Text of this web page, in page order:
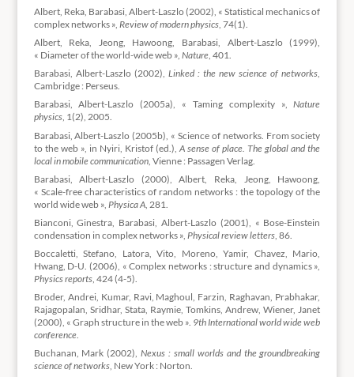
Albert, Reka, Barabasi, Albert-Laszlo (2002), « Statistical mechanics of
complex networks », Review of modern physics, 74(1).
Albert, Reka, Jeong, Hawoong, Barabasi, Albert-Laszlo (1999),
« Diameter of the world-wide web », Nature, 401.
Barabasi, Albert-Laszlo (2002), Linked : the new science of networks,
Cambridge : Perseus.
Barabasi, Albert-Laszlo (2005a), « Taming complexity »,Nature
physics, 1(2), 2005.
Barabasi, Albert-Laszlo (2005b), « Science of networks. From society
to the web », in Nyiri, Kristof (ed.),A sense of place.The global and the
local in mobile communication, Vienne : Passagen Verlag.
Barabasi, Albert-Laszlo (2000), Albert, Reka, Jeong, Hawoong,
« Scale-free characteristics of random networks : the topology of the
world wide web », Physica A, 281.
Bianconi, Ginestra, Barabasi, Albert-Laszlo (2001), « Bose-Einstein
condensation in complex networks », Physical review letters, 86.
Boccaletti, Stefano, Latora, Vito, Moreno, Yamir, Chavez, Mario,
Hwang, D-U. (2006), « Complex networks : structure and dynamics »,
Physics reports, 424 (4-5).
Broder, Andrei, Kumar, Ravi, Maghoul, Farzin, Raghavan, Prabhakar,
Rajagopalan, Sridhar, Stata, Raymie, Tomkins, Andrew, Wiener, Janet
(2000), « Graph structure in the web ». 9th International world wide web
conference.
Buchanan, Mark (2002),Nexus : small worlds and the groundbreaking
science of networks, New York : Norton.